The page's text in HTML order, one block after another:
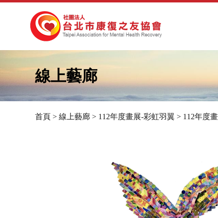
線上藝廊
您
首頁 > 線上藝廊 > 112年度畫展-彩虹羽翼 > 112年度